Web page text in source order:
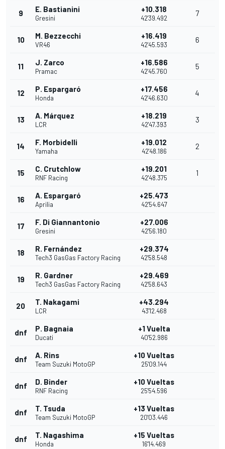
9 E. Bastianini
Gresini
+10.318
42'39.492
7
10 M. Bezzecchi
VR46
+16.419
42'45.593
6
11 J. Zarco
Pramac
+16.586
42'45.760
5
12 P. Espargaró
Honda
+17.456
42'46.630
4
13 A. Márquez
LCR
+18.219
42'47.393
3
14 F. Morbidelli
Yamaha
+19.012
42'48.186
2
15 C. Crutchlow
RNF Racing
+19.201
42'48.375
1
16 A. Espargaró
Aprilia
+25.473
42'54.647
17 F. Di Giannantonio
Gresini
+27.006
42'56.180
18 R. Fernández
Tech3 GasGas Factory Racing
+29.374
42'58.548
19 R. Gardner
Tech3 GasGas Factory Racing
+29.469
42'58.643
20 T. Nakagami
LCR
+43.294
43'12.468
dnf P. Bagnaia
Ducati
+1 Vuelta
40'52.986
dnf A. Rins
Team Suzuki MotoGP
+10 Vueltas
25'09.144
dnf D. Binder
RNF Racing
+10 Vueltas
25'54.596
dnf T. Tsuda
Team Suzuki MotoGP
+13 Vueltas
20'03.446
dnf T. Nagashima
Honda
+15 Vueltas
16'14.469